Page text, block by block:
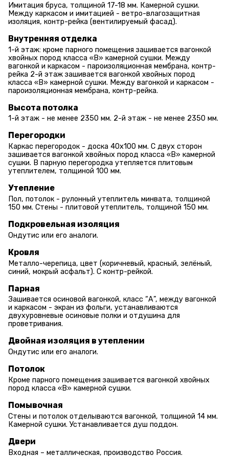
Имитация бруса, толщиной 17-18 мм. Камерной сушки.
Между каркасом и имитацией - ветро-влагозащитная
изоляция, контр-рейка (вентилируемый фасад).
Внутренняя отделка
1-й этаж: кроме парного помещения зашивается вагонкой
хвойных пород класса «В» камерной сушки. Между
вагонкой и каркасом - пароизоляционная мембрана, контр-
рейка 2-й этаж зашивается вагонкой хвойных пород
класса «В» камерной сушки. Между вагонкой и каркасом -
пароизоляционная мембрана, контр-рейка.
Высота потолка
1-й этаж - не менее 2350 мм. 2-й этаж - не менее 2350 мм.
Перегородки
Каркас перегородок - доска 40х100 мм. С двух сторон
зашивается вагонкой хвойных пород класса «В» камерной
сушки. В парную перегородка утепляется плитовым
утеплителем, толщиной 100 мм.
Утепление
Пол, потолок - рулонный утеплитель минвата, толщиной
150 мм. Стены - плитовой утеплитель, толщиной 150 мм.
Подкровельная изоляция
Ондутис или его аналоги.
Кровля
Металло-черепица, цвет (коричневый, красный, зелёный,
синий, мокрый асфальт). С контр-рейкой.
Парная
Зашивается осиновой вагонкой, класс “А”, между вагонкой
и каркасом - экран из фольги, устанавливаются
двухуровневые осиновые полки и отдушина для
проветривания.
Двойная изоляция в утеплении
Ондутис или его аналоги.
Потолок
Кроме парного помещения зашивается вагонкой хвойных
пород класса «В» камерной сушки.
Помывочная
Стены и потолок отделываются вагонкой, толщиной 14 мм.
Камерной сушки. Устанавливается душ поддон.
Двери
Входная – металлическая, производство Россия.